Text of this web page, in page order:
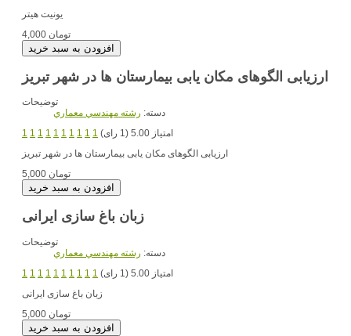
4,000 تومان
ارزیابی الگوهای مکان یابی بیمارستان ها در شهر تبریز
توضیحات
دسته: رشته مهندسي معماري
1 1 1 1 1 1 1 1 1 1
امتیاز 5.00 (1 رای)
5,000 تومان
زبان باغ سازی ایرانی
توضیحات
دسته: رشته مهندسي معماري
1 1 1 1 1 1 1 1 1 1
امتیاز 5.00 (1 رای)
5,000 تومان